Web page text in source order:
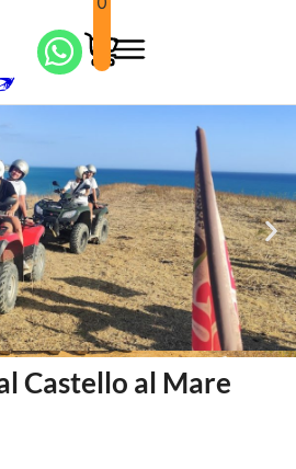
Castello al Mare